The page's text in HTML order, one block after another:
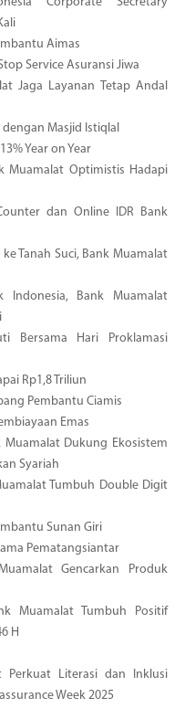
Aimas
Service Asuransi Jiwa
Jaga Layanan Tetap Andal
Masjid Istiqlal
Year on Year
Muamalat Optimistis Hadapi
dan Online IDR Bank
Tanah Suci, Bank Muamalat
Indonesia, Bank Muamalat
Bersama Hari Proklamasi
Rp1,8 Triliun
Pembantu Ciamis
Emas
Muamalat Dukung Ekosistem
Syariah
Tumbuh Double Digit
Sunan Giri
Pematangsiantar
Gencarkan Produk
Muamalat Tumbuh Positif
H
Perkuat Literasi dan Inklusi
Week 2025